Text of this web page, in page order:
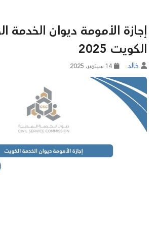
إجازة الأمومة ديوان الخدمة
الكويت 2025
خالد